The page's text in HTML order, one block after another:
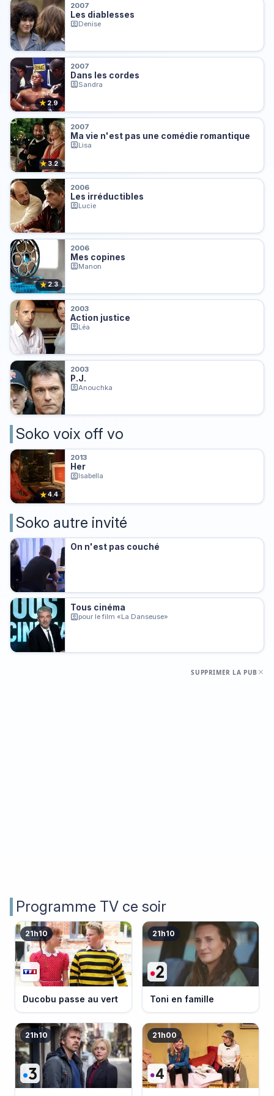
2007
Les diablesses
Denise
★ 2.9
2007
Dans les cordes
Sandra
★3.2
2007
Ma vie n'est pas une comédie romantique
Lisa
2006
Les irréductibles
Lucie
★2.3
2006
Mes copines
Manon
2003
Action justice
Léa
2003
P.J.
Anouchka
Soko voix off vo
★4.4
2013
Her
Isabella
Soko autre invité
On n'est pas couché
Tous cinéma
pour le film «La Danseuse»
SUPPRIMER LA PUB
Programme TV ce soir
21h10
Ducobu passe au vert
21h10
Toni en famille
21h10 21h00